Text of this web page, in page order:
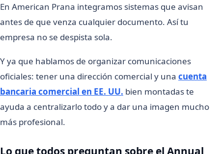
En American Prana integramos sistemas que avisan
antes de que venza cualquier documento. Así tu
empresa no se despista sola.
Y ya que hablamos de organizar comunicaciones
oficiales: tener una dirección comercial y una cuenta
bancaria comercial en EE. UU. bien montadas te
ayuda a centralizarlo todo y a dar una imagen mucho
más profesional.
Lo que todos preguntan sobre el Annual